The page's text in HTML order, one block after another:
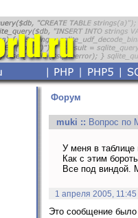
Форум
muki :: Вопрос по
У меня в таблице
Как с этим
Все под виндой.
1 апреля 2005, 11:45
Это сообщение было